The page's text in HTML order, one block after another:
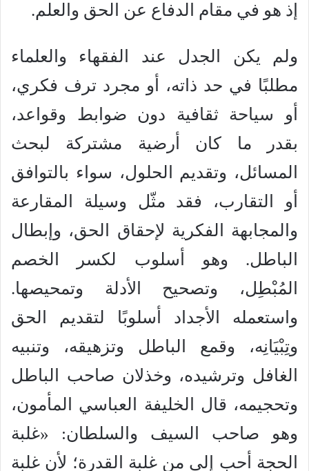
إذ هو في مقام الدفاع عن الحق والعلم.
ولم يكن الجدل عند الفقهاء والعلماء
مطلبًا في حد ذاته، أو مجرد ترف فكري،
أو سياحة ثقافية دون ضوابط وقواعد،
بقدر ما كان أرضية مشتركة لبحث
المسائل، وتقديم الحلول، سواء بالتوافق
أو التقارب، فقد مثّل وسيلة المقارعة
والمجابهة الفكرية لإحقاق الحق، وإبطال
الباطل. وهو أسلوب لكسر الخصم
المُبْطِل، وتصحيح الأدلة وتمحيصها.
واستعمله الأجداد أسلوبًا لتقديم الحق
وتِبْيَانِه، وقمع الباطل وتزهيقه، وتنبيه
الغافل وترشيده، وخذلان صاحب الباطل
وتحجيمه، قال الخليفة العباسي المأمون،
وهو صاحب السيف والسلطان: «غلبة
الحجة أحب إلى من غلبة القدرة؛ لأن غلبة